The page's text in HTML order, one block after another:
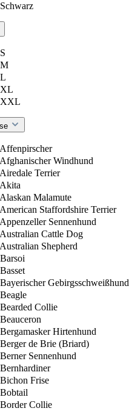
Schwarz
S
M
L
XL
XXL
Affenpirscher
Afghanischer Windhund
Airedale Terrier
Akita
Alaskan Malamute
American Staffordshire Terrier
Appenzeller Sennenhund
Australian Cattle Dog
Australian Shepherd
Barsoi
Basset
Bayerischer Gebirgsschweißhund
Beagle
Bearded Collie
Beauceron
Bergamasker Hirtenhund
Berger de Brie (Briard)
Berner Sennenhund
Bernhardiner
Bichon Frise
Bobtail
Border Collie